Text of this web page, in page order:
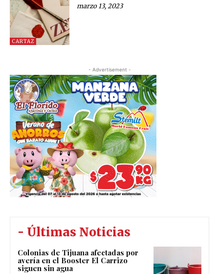
CARTAZ
marzo 13, 2023
- Advertisement -
- Últimas Noticias
Colonias de Tijuana afectadas por
avería en el Booster El Carrizo
siguen sin agua